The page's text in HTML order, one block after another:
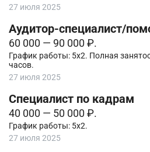
27 июля 2025
Аудитор-специалист/
60 000 — 90 000 ₽.
График работы: 5х2. Полная
часов.
27 июля 2025
Специалист по кадрам
40 000 — 50 000 ₽.
График работы: 5х2.
27 июля 2025